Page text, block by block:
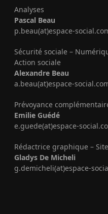
Analyses
Pascal Beau
p.beau(at)espace-
Sécurité sociale –
Action sociale
Alexandre Beau
a.beau(at)espace-
Prévoyance
Emilie Guédé
e.guede(at)espace-
Rédactrice graphique –
Gladys De Micheli
g.demicheli(at)espace-